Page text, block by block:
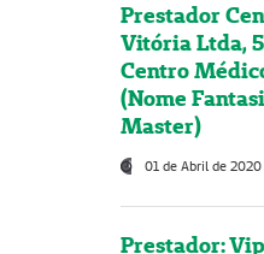
Prestador
Vitória Ltda,
Centro
(Nome
Master)
01 de Abril de 2020
Prestador: